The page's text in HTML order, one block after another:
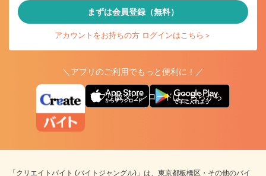
まずは会員登録（無料）
アカウントをお持ちの方 ログインはこちら＞
＼アプリのご利用でもっと便利に！／
アプリ版ダウンロードはこちらから
「クリエイトバイト (バイトジャングル)」は、東京都板橋区・その他のバイ